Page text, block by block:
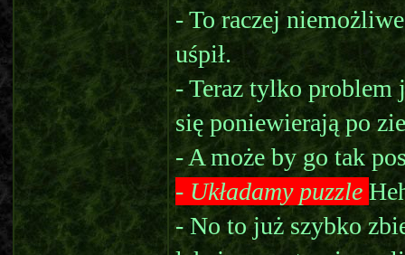
- To raczej
uśpił.
- Teraz tylko problem
się poniewierają po
- A może by go tak
- Układamy puzzle
- No to już szybko